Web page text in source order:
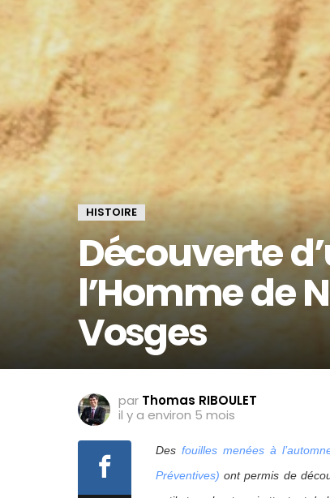
HISTOIRE
Découverte
l’Homme de
Vosges
par Thomas RIBOULET
il y a environ 5 mois
Des fouilles menées à
Préventives) ont permis de